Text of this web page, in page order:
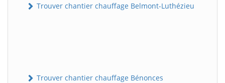
Trouver chantier chauffage Belmont-Luthézieu
Trouver chantier chauffage Bénonces